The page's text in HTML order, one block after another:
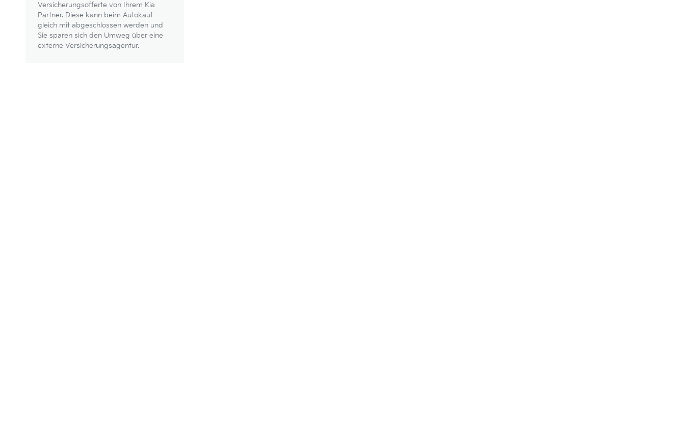
Versicherungsofferte von Ihrem Kia
Partner. Diese kann beim Autokauf
gleich mit abgeschlossen werden und
Sie sparen sich den Umweg über eine
externe Versicherungsagentur.